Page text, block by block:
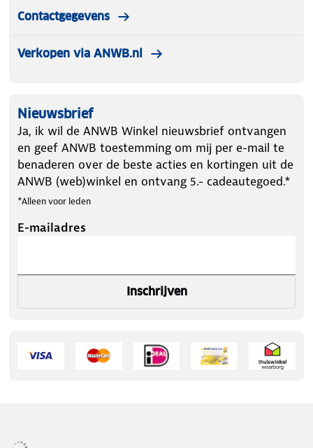
(Nederlandstalige) Handleiding
Contactgegevens
Verkopen via ANWB.nl
Nieuwsbrief
Ja, ik wil de ANWB Winkel nieuwsbrief ontvangen
en geef ANWB toestemming om mij per e-mail te
benaderen over de beste acties en kortingen uit de
ANWB (web)winkel en ontvang 5.- cadeautegoed.*
*Alleen voor leden
E-mailadres
Inschrijven